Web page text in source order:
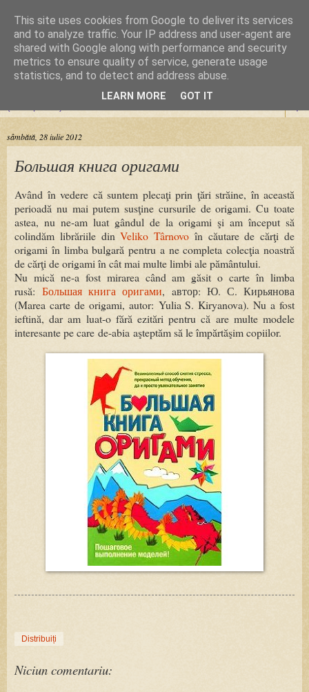
Cursuri Origami
Dragoste de la prima pliere
▼
sâmbătă, 28 iulie 2012
Большая книга оригами
Având în vedere că suntem plecaţi prin ţări străine, în această
perioadă nu mai putem susţine cursurile de origami. Cu toate
astea, nu ne-am luat gândul de la origami şi am început să
colindăm librăriile dinVeliko Târnovo în căutare de cărţi de
origami în limba bulgară pentru a ne completa colecţia noastră
de cărţi de origami în cât mai multe limbi ale pământului.
Nu mică ne-a fost mirarea când am găsit o carte în limba
rusă:Большая книга оригами, aвтор: Ю. С. Кирьянова
(Marea carte de origami, autor: Yulia S. Kiryanova). Nu a fost
ieftină, dar am luat-o fără ezitări pentru că are multe modele
interesante pe care de-abia aşteptăm să le împărtăşim copiilor.
Distribuiți
Niciun comentariu:
This site uses cookies from Google to deliver its services
and to analyze traffic. Your IP address and user-agent are
shared with Google along with performance and security
metrics to ensure quality of service, generate usage
statistics, and to detect and address abuse.
LEARN MORE GOT IT